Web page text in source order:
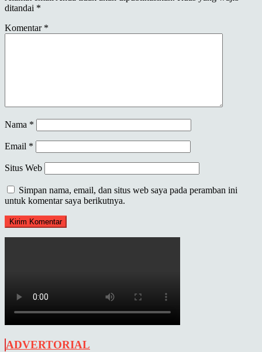
ditandai *
Komentar *
Nama *
Email *
Situs Web
Simpan nama, email, dan situs web saya pada peramban ini
untuk komentar saya berikutnya.
ADVERTORIAL